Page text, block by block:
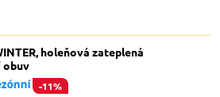
holeňová zateplená
obuv
-11%